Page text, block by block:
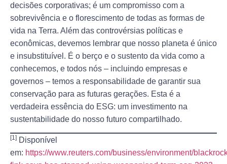
decisões corporativas; é um compromisso com a
sobrevivência e o florescimento de todas as formas de
vida na Terra. Além das controvérsias políticas e
econômicas, devemos lembrar que nosso planeta é único
e insubstituível. É o berço e o sustento da vida como a
conhecemos, e todos nós – incluindo empresas e
governos – temos a responsabilidade de garantir sua
conservação para as futuras gerações. Esta é a
verdadeira essência do ESG: um investimento na
sustentabilidade do nosso futuro compartilhado.
[1] Disponível
em: https://www.reuters.com/business/environment/